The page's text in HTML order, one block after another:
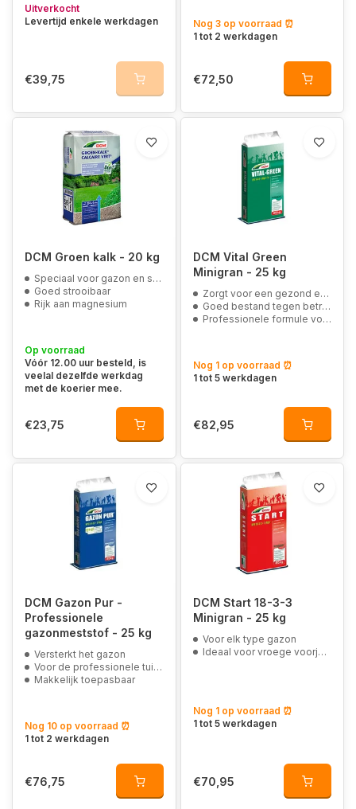
Uitverkocht
Levertijd enkele werkdagen
€39,75
Nog 3 op voorraad ⏰
1 tot 2 werkdagen
€72,50
DCM Groen kalk - 20 kg
Speciaal voor gazon en siertuin
Goed strooibaar
Rijk aan magnesium
Op voorraad
Vóór 12.00 uur besteld, is
veelal dezelfde werkdag
met de koerier mee.
€23,75
DCM Vital Green
Minigran - 25 kg
Zorgt voor een gezond en sterk gazon
Goed bestand tegen betreding en droogte
Professionele formule voor op sportvelden en openbaar groen
Nog 1 op voorraad ⏰
1 tot 5 werkdagen
€82,95
DCM Gazon Pur -
Professionele
gazonmeststof - 25 kg
Versterkt het gazon
Voor de professionele tuinder
Makkelijk toepasbaar
Nog 10 op voorraad ⏰
1 tot 2 werkdagen
€76,75
DCM Start 18-3-3
Minigran - 25 kg
Voor elk type gazon
Ideaal voor vroege voorjaarsbemesting
Nog 1 op voorraad ⏰
1 tot 5 werkdagen
€70,95